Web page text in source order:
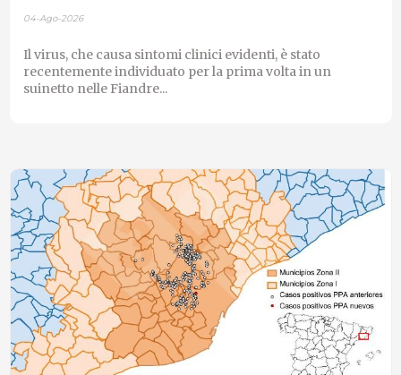
04-Ago-2026
Il virus, che causa sintomi clinici evidenti, è stato
recentemente individuato per la prima volta in un
suinetto nelle Fiandre...